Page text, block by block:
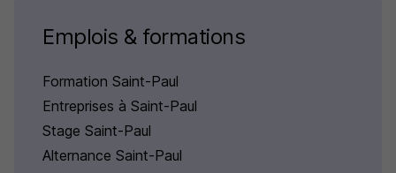
Emplois & formations
Formation Saint-Paul
Entreprises à Saint-Paul
Stage Saint-Paul
Alternance Saint-Paul